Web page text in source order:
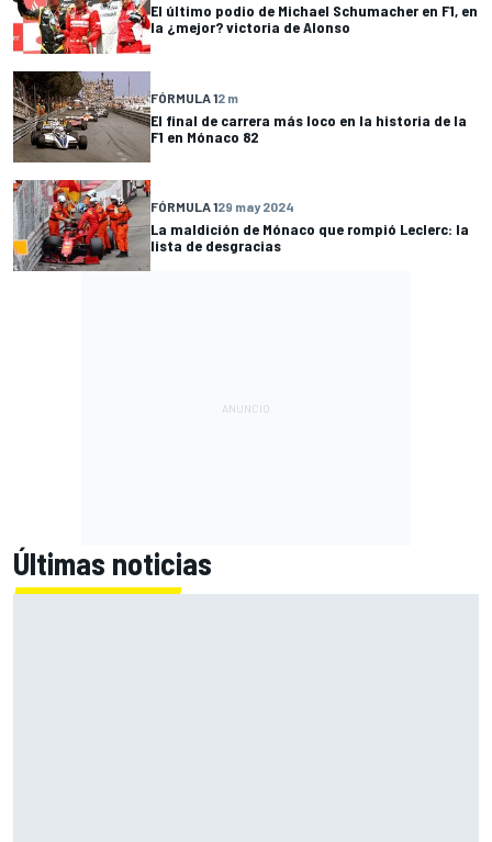
El último podio de Michael Schumacher en F1, en
la ¿mejor? victoria de Alonso
FÓRMULA 12 m
El final de carrera más loco en la historia de la
F1 en Mónaco 82
FÓRMULA 129 may 2024
La maldición de Mónaco que rompió Leclerc: la
lista de desgracias
Últimas noticias